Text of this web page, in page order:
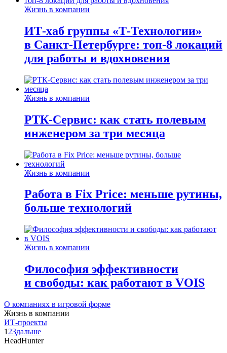
Жизнь в компании
ИТ-хаб группы «Т-Технологии»
в Санкт-Петербурге: топ-8 локаций
для работы и вдохновения
Жизнь в компании
РТК-Сервис: как стать полевым
инженером за три месяца
Жизнь в компании
Работа в Fix Price: меньше рутины,
больше технологий
Жизнь в компании
Философия эффективности
и свободы: как работают в VOIS
О компаниях в игровой форме
Жизнь в компании
ИТ-проекты
1 23дальше
HeadHunter